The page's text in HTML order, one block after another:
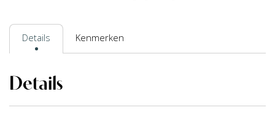
Details Kenmerken
Details